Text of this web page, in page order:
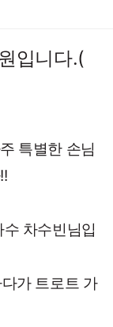
입니다.(
특별한 손님
차수빈님입
가 트로트 가